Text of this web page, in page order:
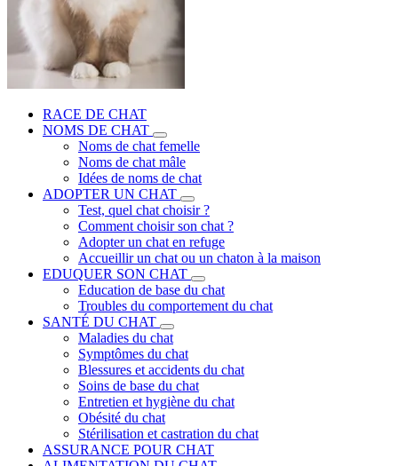
RACE DE CHAT
NOMS DE CHAT
Noms de chat femelle
Noms de chat mâle
Idées de noms de chat
ADOPTER UN CHAT
Test, quel chat choisir ?
Comment choisir son chat ?
Adopter un chat en refuge
Accueillir un chat ou un chaton à la maison
EDUQUER SON CHAT
Education de base du chat
Troubles du comportement du chat
SANTÉ DU CHAT
Maladies du chat
Symptômes du chat
Blessures et accidents du chat
Soins de base du chat
Entretien et hygiène du chat
Obésité du chat
Stérilisation et castration du chat
ASSURANCE POUR CHAT